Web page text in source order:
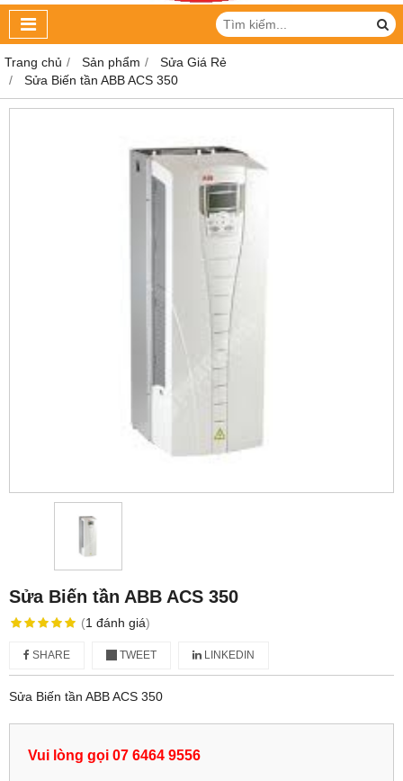
Trang chủ Sản phẩm
Sửa Giá Rẻ
Sửa Biến tần ABB ACS 350
Sửa Biến tần ABB ACS 350
(1 đánh giá)
SHARE TWEET LINKEDIN
Sửa Biến tần ABB ACS 350
Vui lòng gọi 07 6464 9556